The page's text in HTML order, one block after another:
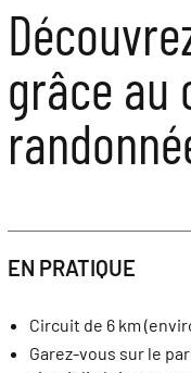
grâce au
EN PRATIQUE
Circuit de 6 km
Garez-vous sur le